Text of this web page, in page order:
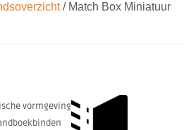
/ Match Box Miniatuur
vormgeving